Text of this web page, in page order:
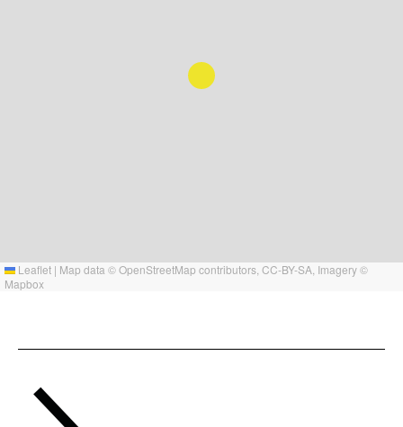
Leaflet | Map data ©OpenStreetMap contributors, CC-BY-SA , Imagery ©
Mapbox